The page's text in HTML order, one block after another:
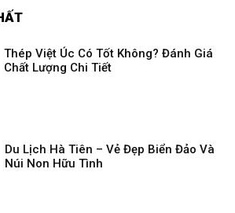
Thép Việt Úc Có Tốt Không? Đánh Giá
Chất Lượng Chi Tiết
Du Lịch Hà Tiên – Vẻ Đẹp Biển Đảo Và
Núi Non Hữu Tình